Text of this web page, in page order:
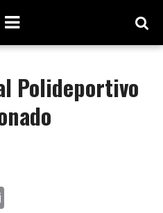
Polideportivo
Email